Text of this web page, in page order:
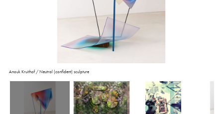
Anouk Kruithof / Neutral (confident) sculpture